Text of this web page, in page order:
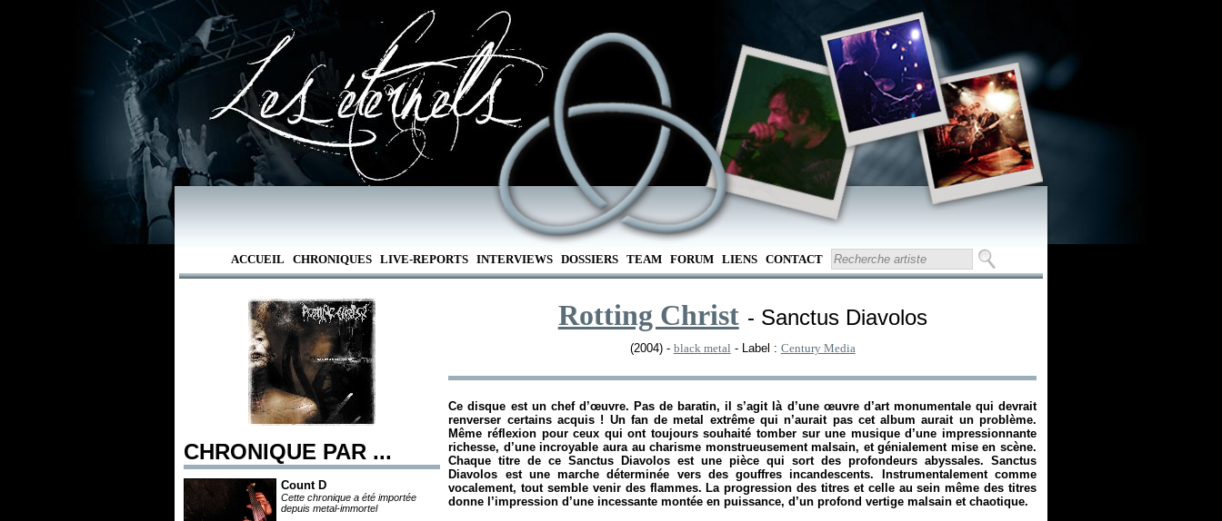
ACCUEIL CHRONIQUES LIVE-REPORTS INTERVIEWS DOSSIERS TEAM FORUM LIENS CONTACT
CHRONIQUE PAR ...
Count D
Cette chronique a été importée
depuis metal-immortel
Rotting Christ - Sanctus Diavolos
(2004) - black metal - Label : Century Media
Ce disque est un chef d’œuvre. Pas de baratin, il s’agit là d’une œuvre d’art monumentale qui devrait
renverser certains acquis ! Un fan de metal extrême qui n’aurait pas cet album aurait un problème.
Même réflexion pour ceux qui ont toujours souhaité tomber sur une musique d’une impressionnante
richesse, d’une incroyable aura au charisme monstrueusement malsain, et génialement mise en scène.
Chaque titre de ceSanctus Diavolos est une pièce qui sort des profondeurs abyssales.Sanctus
Diavolos est une marche déterminée vers des gouffres incandescents. Instrumentalement comme
vocalement, tout semble venir des flammes. La progression des titres et celle au sein même des titres
donne l’impression d’une incessante montée en puissance, d’un profond vertige malsain et chaotique.